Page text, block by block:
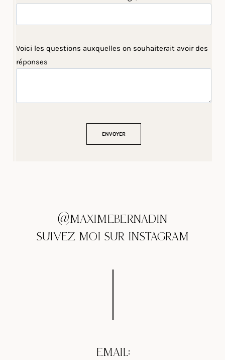
Voici les questions auxquelles on souhaiterait avoir des
réponses
@MAXIMEBERNADIN
SUIVEZ MOI SUR INSTAGRAM
EMAIL: